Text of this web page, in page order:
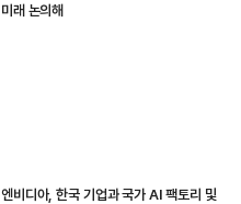
미래 논의해
엔비디아, 한국 기업과 국가 AI 팩토리 및